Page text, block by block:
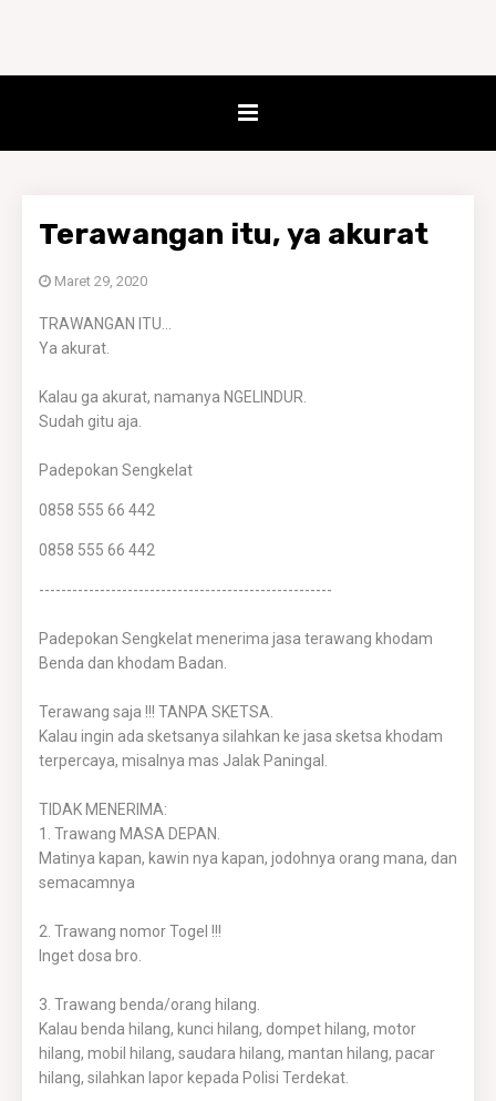
Terawangan itu, ya akurat
Maret 29, 2020
TRAWANGAN ITU...
Ya akurat.
Kalau ga akurat, namanya NGELINDUR.
Sudah gitu aja.
Padepokan Sengkelat
0858 555 66 442
0858 555 66 442
-----------------------------------------------------
Padepokan Sengkelat menerima jasa terawang khodam
Benda dan khodam Badan.
Terawang saja !!! TANPA SKETSA.
Kalau ingin ada sketsanya silahkan ke jasa sketsa khodam
terpercaya, misalnya mas Jalak Paningal.
TIDAK MENERIMA:
1. Trawang MASA DEPAN.
Matinya kapan, kawin nya kapan, jodohnya orang mana, dan
semacamnya
2. Trawang nomor Togel !!!
Inget dosa bro.
3. Trawang benda/orang hilang.
Kalau benda hilang, kunci hilang, dompet hilang, motor
hilang, mobil hilang, saudara hilang, mantan hilang, pacar
hilang, silahkan lapor kepada Polisi Terdekat.